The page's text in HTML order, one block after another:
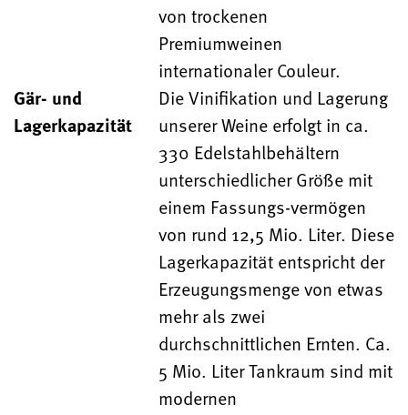
von trockenen
Premiumweinen
internationaler Couleur.
Gär- und
Lagerkapazität
Die Vinifikation und Lagerung
unserer Weine erfolgt in ca.
330 Edelstahlbehältern
unterschiedlicher Größe mit
einem Fassungs-vermögen
von rund 12,5 Mio. Liter. Diese
Lagerkapazität entspricht der
Erzeugungsmenge von etwas
mehr als zwei
durchschnittlichen Ernten. Ca.
5 Mio. Liter Tankraum sind mit
modernen